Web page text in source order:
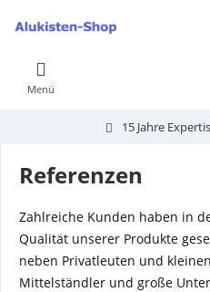
Menü
15 Jahre
Referenzen
Zahlreiche Kunden haben in
Qualität unserer Produkte
neben Privatleuten und
Mittelständler und große